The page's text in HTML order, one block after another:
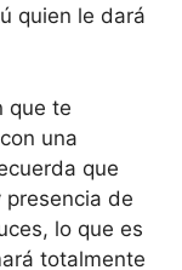
quien le dará
que te
una
que
presencia de
lo que es
totalmente